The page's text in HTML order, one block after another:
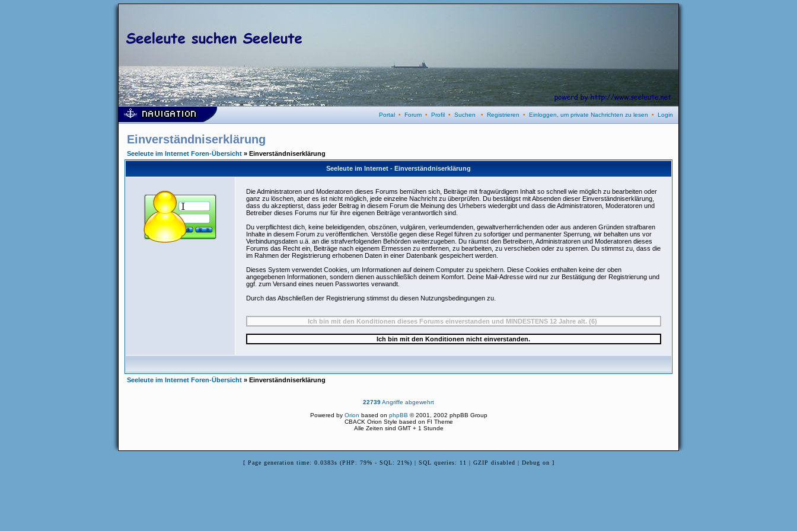
Portal • Forum • Profil • Suchen • Registrieren • Einloggen, um private Nachrichten zu lesen • Login
Einverständniserklärung
Seeleute im Internet Foren-Übersicht » Einverständniserklärung
Seeleute im Internet - Einverständniserklärung
Die Administratoren und Moderatoren dieses Forums bemühen sich, Beiträge mit fragwürdigem Inhalt so schnell wie möglich zu bearbeiten oder
ganz zu löschen, aber es ist nicht möglich, jede einzelne Nachricht zu überprüfen. Du bestätigst mit Absenden dieser Einverständniserklärung,
dass du akzeptierst, dass jeder Beitrag in diesem Forum die Meinung des Urhebers wiedergibt und dass die Administratoren, Moderatoren und
Betreiber dieses Forums nur für ihre eigenen Beiträge verantwortlich sind.
Du verpflichtest dich, keine beleidigenden, obszönen, vulgären, verleumdenden, gewaltverherrlichenden oder aus anderen Gründen strafbaren
Inhalte in diesem Forum zu veröffentlichen. Verstöße gegen diese Regel führen zu sofortiger und permanenter Sperrung, wir behalten uns vor
Verbindungsdaten u.ä. an die strafverfolgenden Behörden weiterzugeben. Du räumst den Betreibern, Administratoren und Moderatoren dieses
Forums das Recht ein, Beiträge nach eigenem Ermessen zu entfernen, zu bearbeiten, zu verschieben oder zu sperren. Du stimmst zu, dass die
im Rahmen der Registrierung erhobenen Daten in einer Datenbank gespeichert werden.
Dieses System verwendet Cookies, um Informationen auf deinem Computer zu speichern. Diese Cookies enthalten keine der oben
angegebenen Informationen, sondern dienen ausschließlich deinem Komfort. Deine Mail-Adresse wird nur zur Bestätigung der Registrierung und
ggf. zum Versand eines neuen Passwortes verwandt.
Durch das Abschließen der Registrierung stimmst du diesen Nutzungsbedingungen zu.
Seeleute im Internet Foren-Übersicht » Einverständniserklärung
22739Angriffe abgewehrt
Powered by Orion based on phpBB © 2001, 2002 phpBB Group
CBACK Orion Style based on FI Theme
Alle Zeiten sind GMT + 1 Stunde
[ Page generation time: 0.0383s (PHP: 79% - SQL: 21%) | SQL queries: 11 | GZIP disabled | Debug on ]